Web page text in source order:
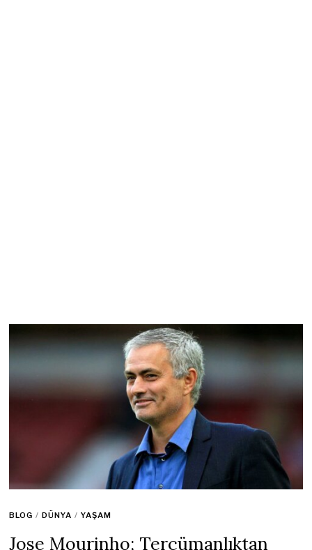
BLOG / DÜNYA / YAŞAM
Jose Mourinho; Tercümanlıktan